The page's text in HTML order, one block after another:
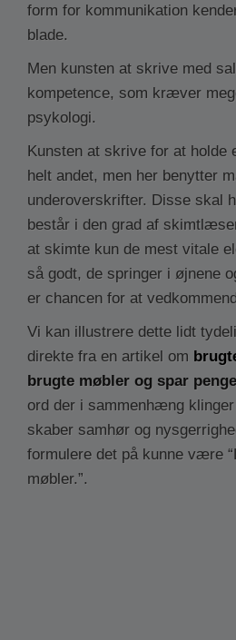
form for kommunikation
blade.
Men kunsten at skrive med
kompetence, som kræver
psykologi.
Kunsten at skrive for at holde
helt andet, men her benytter
underoverskrifter. Disse skal
består i den grad af
at skimte kun de mest vitale
så godt, de springer i øjnene
er chancen for at
Vi kan illustrere dette lidt
direkte fra en artikel om
brugte møbler og spar
ord der i sammenhæng
skaber samhør og
formulere det på kunne være
møbler.”.